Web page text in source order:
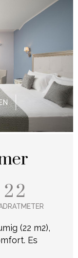
22
(22 m2),
Es